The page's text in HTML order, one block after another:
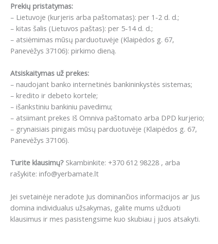
Prekių pristatymas:
– Lietuvoje (kurjeris arba paštomatas): per 1-2 d. d.;
– kitas šalis (Lietuvos paštas): per 5-14 d. d.;
– atsiėmimas mūsų parduotuvėje (Klaipėdos g. 67,
Panevėžys 37106): pirkimo dieną.
Atsiskaitymas už prekes:
– naudojant banko internetinės bankininkystės sistemas;
– kredito ir debeto kortele;
– išankstiniu bankiniu pavedimu;
– atsiimant prekes Iš Omniva paštomato arba DPD kurjerio;
– grynaisiais pinigais mūsų parduotuvėje (Klaipėdos g. 67,
Panevėžys 37106).
Turite klausimų? Skambinkite: +370 612 98228 , arba
rašykite: info@yerbamate.lt
Jei svetainėje neradote Jus dominančios informacijos ar Jus
domina individualus užsakymas, galite mums užduoti
klausimus ir mes pasistengsime kuo skubiau į juos atsakyti.